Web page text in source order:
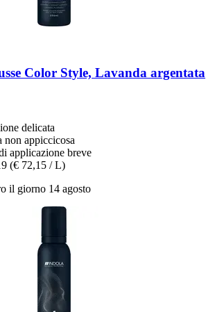
Color Style, Lavanda argentata
delicata
non appiccicosa
applicazione breve
(€ 72,15 / L)
il giorno 14 agosto